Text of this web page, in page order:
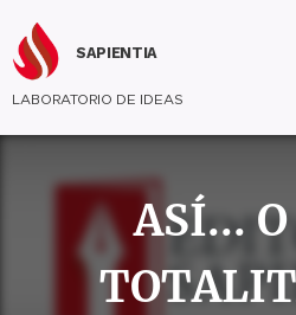
SAPIENTIA
LABORATORIO DE IDEAS
ASÍ...